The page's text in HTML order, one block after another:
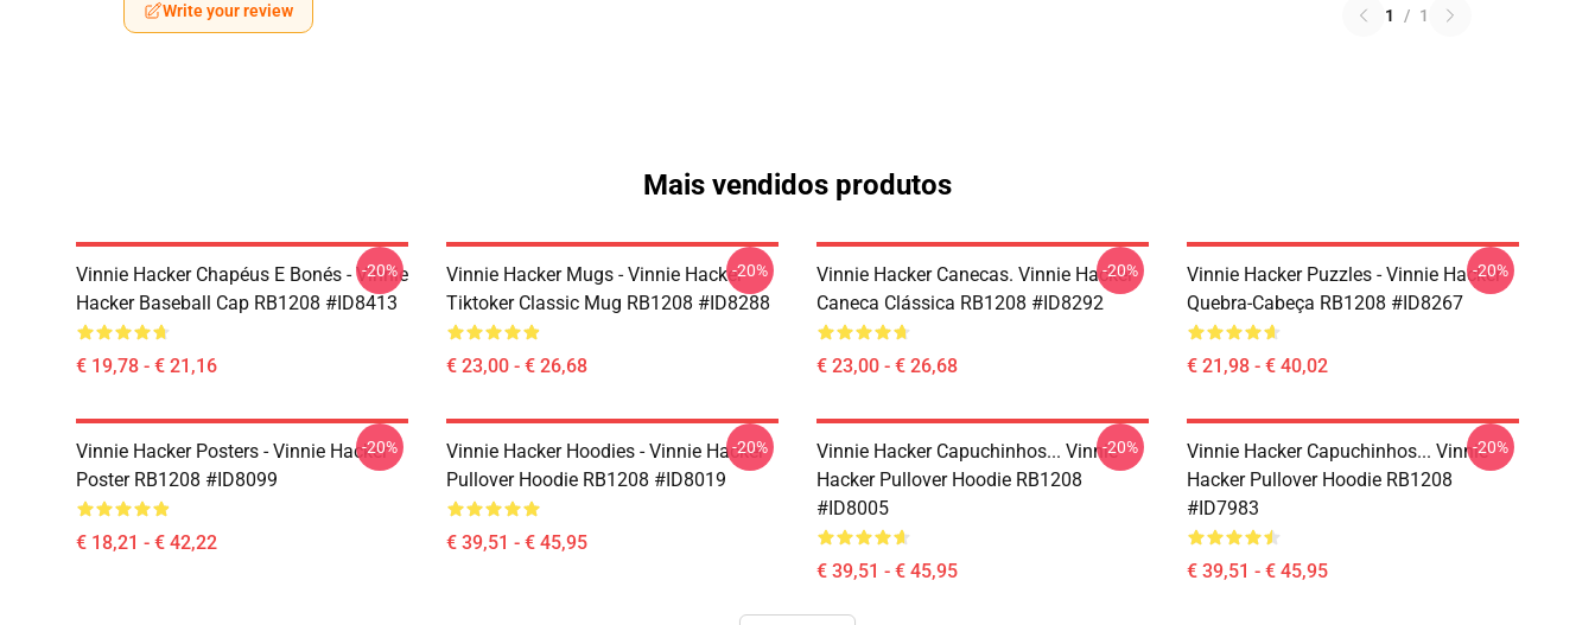
Write your review 1 / 1
Mais vendidos produtos
Vinnie Hacker Chapéus E Bonés - Vinnie
Hacker Baseball Cap RB1208 #ID8413
€ 19,78 - € 21,16
-20%
Vinnie Hacker Mugs - Vinnie Hacker
Tiktoker Classic Mug RB1208 #ID8288
€ 23,00 - € 26,68
-20%
Vinnie Hacker Canecas. Vinnie Hacker
Caneca Clássica RB1208 #ID8292
€ 23,00 - € 26,68
-20%
Vinnie Hacker Puzzles - Vinnie Hacker
Quebra-Cabeça RB1208 #ID8267
€ 21,98 - € 40,02
-20%
Vinnie Hacker Posters - Vinnie Hacker
Poster RB1208 #ID8099
€ 18,21 - € 42,22
-20%
Vinnie Hacker Hoodies - Vinnie Hacker
Pullover Hoodie RB1208 #ID8019
€ 39,51 - € 45,95
-20%
Vinnie Hacker Capuchinhos... Vinnie
Hacker Pullover Hoodie RB1208
#ID8005
€ 39,51 - € 45,95
-20%
Vinnie Hacker Capuchinhos... Vinnie
Hacker Pullover Hoodie RB1208
#ID7983
€ 39,51 - € 45,95
-20%